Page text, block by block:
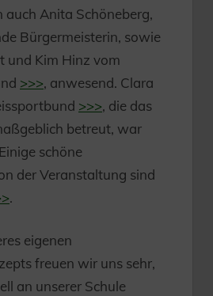
auch Anita Schöneberg,
Bürgermeisterin, sowie
und Kim Hinz vom
>>>, anwesend. Clara
>>>, die das
betreut, war
schöne
der Veranstaltung sind
.
eigenen
freuen wir uns sehr,
an unserer Schule